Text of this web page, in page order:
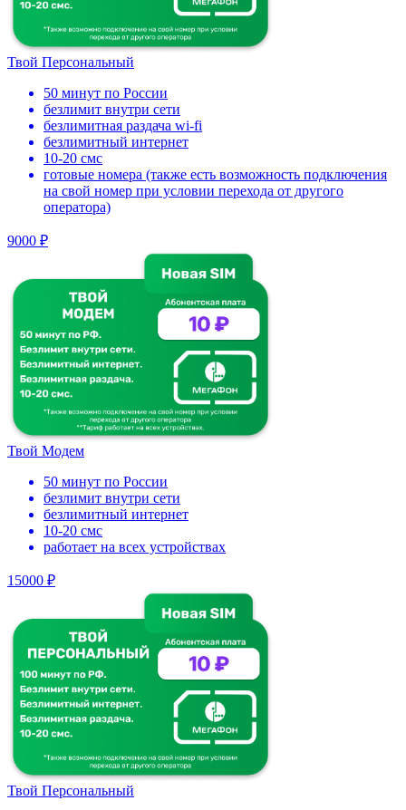
Твой Персональный
50 минут по России
безлимит внутри сети
безлимитная раздача wi-fi
безлимитный интернет
10-20 смс
готовые номера (также есть возможность подключения
на свой номер при условии перехода от другого
оператора)
9000 ₽
Твой Модем
50 минут по России
безлимит внутри сети
безлимитный интернет
10-20 смс
работает на всех устройствах
15000 ₽
Твой Персональный